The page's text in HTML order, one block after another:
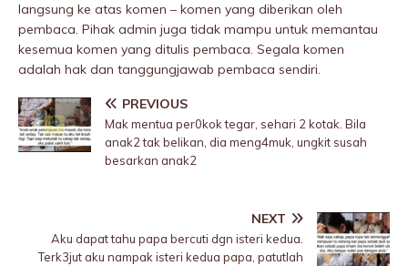
langsung ke atas komen – komen yang diberikan oleh
pembaca. Pihak admin juga tidak mampu untuk memantau
kesemua komen yang ditulis pembaca. Segala komen
adalah hak dan tanggungjawab pembaca sendiri.
PREVIOUS
Mak mentua per0kok tegar, sehari 2 kotak. Bila
anak2 tak belikan, dia meng4muk, ungkit susah
besarkan anak2
NEXT
Aku dapat tahu papa bercuti dgn isteri kedua.
Terk3jut aku nampak isteri kedua papa, patutlah